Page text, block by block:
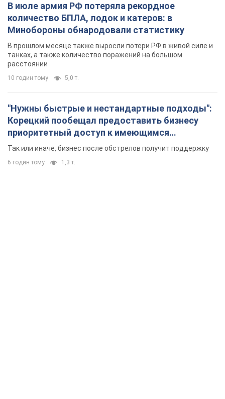
В июле армия РФ потеряла рекордное
количество БПЛА, лодок и катеров: в
Минобороны обнародовали статистику
В прошлом месяце также выросли потери РФ в живой силе и
танках, а также количество поражений на большом
расстоянии
10 годин тому 5,0 т.
"Нужны быстрые и нестандартные подходы":
Корецкий пообещал предоставить бизнесу
приоритетный доступ к имеющимся
складским помещениям
Так или иначе, бизнес после обстрелов получит поддержку
6 годин тому 1,3 т.